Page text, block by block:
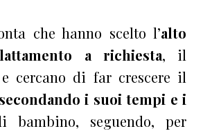
che hanno scelto l’alto
a richiesta, il
e cercano di far crescere il
i suoi tempi e i
bambino, seguendo, per